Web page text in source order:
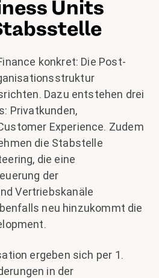
Units
konkret: Die Post-
Dazu entstehen drei
Privatkunden,
Experience. Zudem
die Stabstelle
die eine
der
Vertriebskanäle
neu hinzukommt die
ergeben sich per 1.
in der